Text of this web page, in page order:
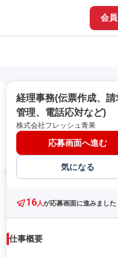
会
経理事務(伝票作成、請
管理、電話応対など)
株式会社フレッシュ青果
応募画面へ進む
気になる
16人が応募画面に進みました
仕事概要